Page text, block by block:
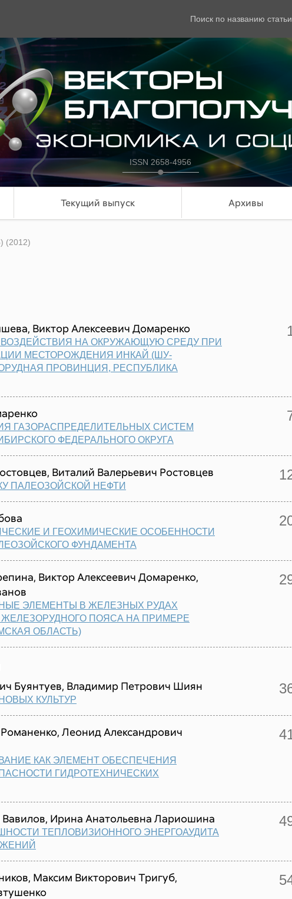
Поиск по названию
ISSN 2658-4956
Текущий выпуск Архивы
(2012)
Виктор Алексеевич Домаренко
НА ОКРУЖАЮЩУЮ СРЕДУ ПРИ
МЕСТОРОЖДЕНИЯ ИНКАЙ (ШУ-
ПРОВИНЦИЯ, РЕСПУБЛИКА
ГАЗОРАСПРЕДЕЛИТЕЛЬНЫХ СИСТЕМ
ФЕДЕРАЛЬНОГО ОКРУГА
Виталий Валерьевич Ростовцев
ПАЛЕОЗОЙСКОЙ НЕФТИ
И ГЕОХИМИЧЕСКИЕ ОСОБЕННОСТИ
ФУНДАМЕНТА
Виктор Алексеевич Домаренко,
ЭЛЕМЕНТЫ В ЖЕЛЕЗНЫХ РУДАХ
ПОЯСА НА ПРИМЕРЕ
ОБЛАСТЬ)
Буянтуев, Владимир Петрович Шиян
КУЛЬТУР
Леонид Александрович
КАК ЭЛЕМЕНТ ОБЕСПЕЧЕНИЯ
ГИДРОТЕХНИЧЕСКИХ
Ирина Анатольевна Лариошина
ТЕПЛОВИЗИОННОГО ЭНЕРГОАУДИТА
Максим Викторович Тригуб,